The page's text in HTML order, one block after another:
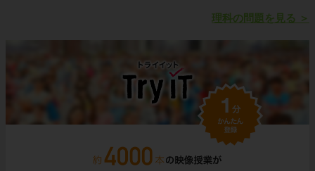
理科の問題を見る ＞